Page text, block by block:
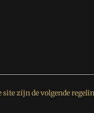
zijn de volgende